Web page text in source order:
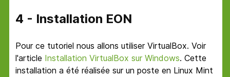
4 - Installation EON
Pour ce tutoriel nous allons utiliser VirtualBox. Voir
l'article Installation VirtualBox sur Windows. Cette
installation a été réalisée sur un poste en Linux Mint